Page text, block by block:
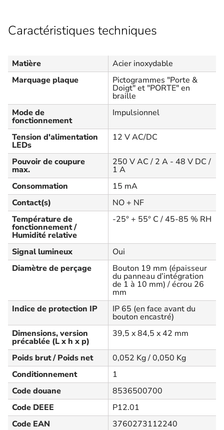
Caractéristiques techniques
Matière
Acier inoxydable
Marquage plaque
Pictogrammes "Porte &
Doigt" et "PORTE" en
braille
Mode de
fonctionnement
Impulsionnel
Tension d'alimentation
LEDs
12 V AC/DC
Pouvoir de coupure
max.
250 V AC / 2 A - 48 V DC /
1 A
Consommation
15 mA
Contact(s)
NO + NF
Température de
fonctionnement /
Humidité relative
-25° + 55° C / 45-85 % RH
Signal lumineux
Oui
Diamètre de perçage
Bouton 19 mm (épaisseur
du panneau d’intégration
de 1 à 10 mm) / écrou 26
mm
Indice de protection IP
IP 65 (en face avant du
bouton encastré)
Dimensions, version
précablée (L x h x p)
39,5 x 84,5 x 42 mm
Poids brut / Poids net
0,052 Kg / 0,050 Kg
Conditionnement
1
Code douane
8536500700
Code DEEE
P12.01
Code EAN
3760273112240